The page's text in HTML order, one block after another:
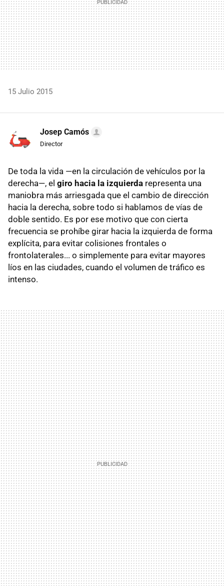
15 Julio 2015
Josep Camós
Director
De toda la vida —en la circulación de vehículos por la
derecha—, el giro hacia la izquierda representa una
maniobra más arriesgada que el cambio de dirección
hacia la derecha, sobre todo si hablamos de vías de
doble sentido. Es por ese motivo que con cierta
frecuencia se prohíbe girar hacia la izquierda de forma
explícita, para evitar colisiones frontales o
frontolaterales... o simplemente para evitar mayores
líos en las ciudades, cuando el volumen de tráfico es
intenso.